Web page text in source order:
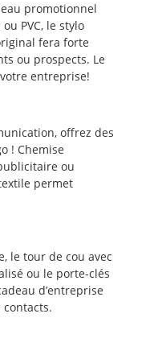
promotionnel
PVC, le stylo
fera forte
ou prospects. Le
entreprise!
offrez des
! Chemise
ou
permet
le tour de cou avec
ou le porte-clés
d’entreprise